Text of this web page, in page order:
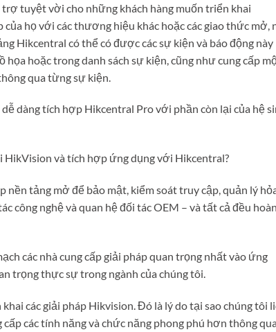
tuyệt vời cho những khách hàng muốn triển khai
họ với các thương hiệu khác hoặc các giao thức mở,
Hikcentral có thể có được các sự kiện và báo động này
hoặc trong danh sách sự kiện, cũng như cung cấp
qua từng sự kiện.
dàng tích hợp Hikcentral Pro với phần còn lại của hệ
và tích hợp ứng dụng với Hikcentral?
nền tảng mở để bảo mật, kiểm soát truy cập, quản lý
công nghệ và quan hệ đối tác OEM – và tất cả đều hoàn
các nhà cung cấp giải pháp quan trọng nhất vào ứng
trọng thực sự trong ngành của chúng tôi.
các giải pháp Hikvision. Đó là lý do tại sao chúng tôi
các tính năng và chức năng phong phú hơn thông